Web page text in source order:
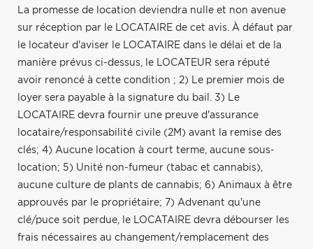
La promesse de location deviendra nulle et non avenue
sur réception par le LOCATAIRE de cet avis. À défaut par
le locateur d'aviser le LOCATAIRE dans le délai et de la
manière prévus ci-dessus, le LOCATEUR sera réputé
avoir renoncé à cette condition ; 2) Le premier mois de
loyer sera payable à la signature du bail. 3) Le
LOCATAIRE devra fournir une preuve d'assurance
locataire/responsabilité civile (2M) avant la remise des
clés; 4) Aucune location à court terme, aucune sous-
location; 5) Unité non-fumeur (tabac et cannabis),
aucune culture de plants de cannabis; 6) Animaux à être
approuvés par le propriétaire; 7) Advenant qu'une
clé/puce soit perdue, le LOCATAIRE devra débourser les
frais nécessaires au changement/remplacement des